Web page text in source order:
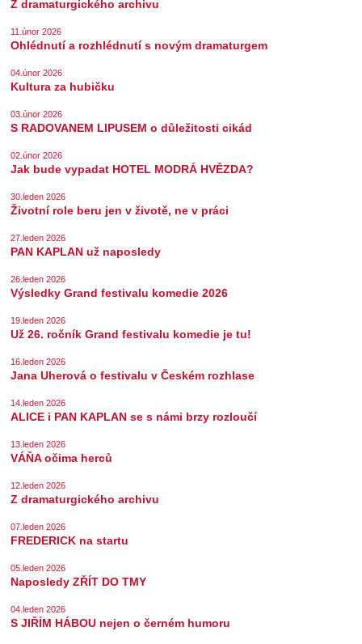
Z dramaturgického archivu
11.únor 2026
Ohlédnutí a rozhlédnutí s novým dramaturgem
04.únor 2026
Kultura za hubičku
03.únor 2026
S RADOVANEM LIPUSEM o důležitosti cikád
02.únor 2026
Jak bude vypadat HOTEL MODRÁ HVĚZDA?
30.leden 2026
Životní role beru jen v životě, ne v práci
27.leden 2026
PAN KAPLAN už naposledy
26.leden 2026
Výsledky Grand festivalu komedie 2026
19.leden 2026
Už 26. ročník Grand festivalu komedie je tu!
16.leden 2026
Jana Uherová o festivalu v Českém rozhlase
14.leden 2026
ALICE i PAN KAPLAN se s námi brzy rozloučí
13.leden 2026
VÁŇA očima herců
12.leden 2026
Z dramaturgického archivu
07.leden 2026
FREDERICK na startu
05.leden 2026
Naposledy ZŘÍT DO TMY
04.leden 2026
S JIŘÍM HÁBOU nejen o černém humoru